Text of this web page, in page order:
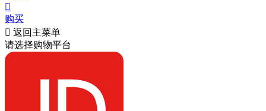

购买
 返回主菜单
请选择购物平台